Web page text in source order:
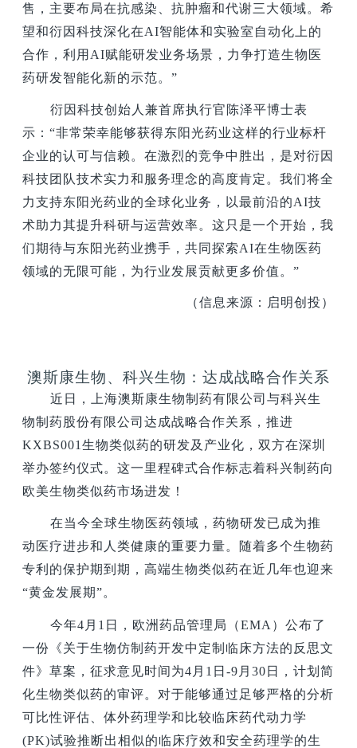
售，主要布局在抗感染、抗肿瘤和代谢三大领域。希
望和衍因科技深化在AI智能体和实验室自动化上的
合作，利用AI赋能研发业务场景，力争打造生物医
药研发智能化新的示范。”
衍因科技创始人兼首席执行官陈泽平博士表
示：“非常荣幸能够获得东阳光药业这样的行业标杆
企业的认可与信赖。在激烈的竞争中胜出，是对衍因
科技团队技术实力和服务理念的高度肯定。我们将全
力支持东阳光药业的全球化业务，以最前沿的AI技
术助力其提升科研与运营效率。这只是一个开始，我
们期待与东阳光药业携手，共同探索AI在生物医药
领域的无限可能，为行业发展贡献更多价值。”
（信息来源：启明创投）
澳斯康生物、科兴生物：达成战略合作关系
近日，上海澳斯康生物制药有限公司与科兴生
物制药股份有限公司达成战略合作关系，推进
KXBS001生物类似药的研发及产业化，双方在深圳
举办签约仪式。这一里程碑式合作标志着科兴制药向
欧美生物类似药市场进发！
在当今全球生物医药领域，药物研发已成为推
动医疗进步和人类健康的重要力量。随着多个生物药
专利的保护期到期，高端生物类似药在近几年也迎来
“黄金发展期”。
今年4月1日，欧洲药品管理局（EMA）公布了
一份《关于生物仿制药开发中定制临床方法的反思文
件》草案，征求意见时间为4月1日-9月30日，计划简
化生物类似药的审评。对于能够通过足够严格的分析
可比性评估、体外药理学和比较临床药代动力学
(PK)试验推断出相似的临床疗效和安全药理学的生